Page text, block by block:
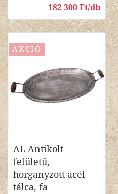
182 300 Ft/db
AKCIÓ
AL Antikolt
felületű,
horganyzott acél
tálca, fa